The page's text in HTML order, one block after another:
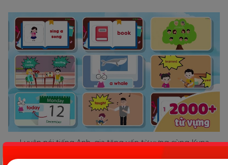
Luyện nói tiếng Anh, gia tăng vốn từ vựng cùng Kyna